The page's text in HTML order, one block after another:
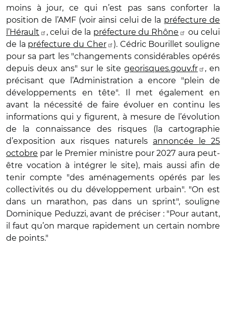
moins à jour, ce qui n’est pas sans conforter la
position de l’AMF (voir ainsi celui de la préfecture de
l’Hérault
, celui de la préfecture du Rhône
ou celui
de la préfecture du Cher
). Cédric Bourillet souligne
pour sa part les "changements considérables opérés
depuis deux ans" sur le site georisques.gouv.fr
, en
précisant que l’Administration a encore "plein de
développements en tête". Il met également en
avant la nécessité de faire évoluer en continu les
informations qui y figurent, à mesure de l’évolution
de la connaissance des risques (la cartographie
d’exposition aux risques naturels annoncée le 25
octobre par le Premier ministre pour 2027 aura peut-
être vocation à intégrer le site), mais aussi afin de
tenir compte "des aménagements opérés par les
collectivités ou du développement urbain". "On est
dans un marathon, pas dans un sprint", souligne
Dominique Peduzzi, avant de préciser : "Pour autant,
il faut qu’on marque rapidement un certain nombre
de points."